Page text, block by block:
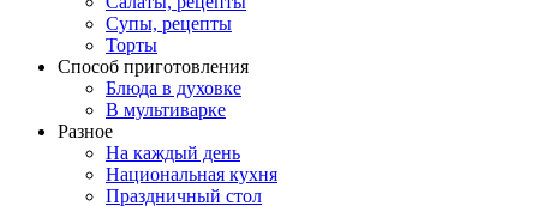
Супы, рецепты
Торты
Способ приготовления
Блюда в духовке
В мультиварке
Разное
На каждый день
Национальная кухня
Праздничный стол